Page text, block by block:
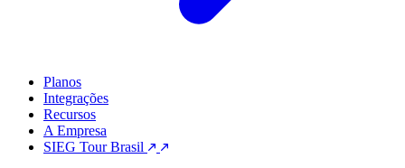
Planos
Integrações
Recursos
A Empresa
SIEG Tour Brasil